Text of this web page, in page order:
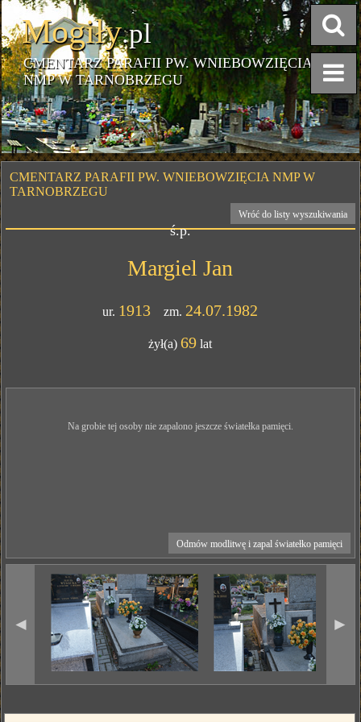
Mogiły.pl
CMENTARZ PARAFII PW. WNIEBOWZIĘCIA
NMP W TARNOBRZEGU
CMENTARZ PARAFII PW. WNIEBOWZIĘCIA NMP W
TARNOBRZEGU
Wróć do listy wyszukiwania
ś.p.
Margiel Jan
ur. 1913 zm. 24.07.1982
żył(a) 69 lat
Na grobie tej osoby nie zapalono jeszcze światełka pamięci.
Odmów modlitwę i zapal światełko pamięci
◄ ►